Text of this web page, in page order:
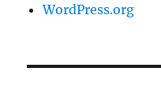
WordPress.org